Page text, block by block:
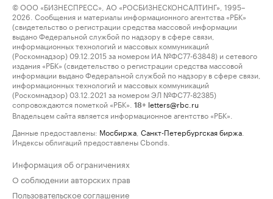
© ООО «БИЗНЕСПРЕСС», АО «РОСБИЗНЕСКОНСАЛТИНГ», 1995–
2026. Сообщения и материалы информационного агентства «РБК»
(свидетельство о регистрации средства массовой информации
выдано Федеральной службой по надзору в сфере связи,
информационных технологий и массовых коммуникаций
(Роскомнадзор) 09.12.2015 за номером ИА №ФС77-63848) и сетевого
издания «РБК» (свидетельство о регистрации средства массовой
информации выдано Федеральной службой по надзору в сфере связи,
информационных технологий и массовых коммуникаций
(Роскомнадзор) 03.12.2021 за номером ЭЛ №ФС77-82385)
сопровождаются пометкой «РБК».
18+ letters@rbc.ru
Владельцем сайта является информационное агентство «РБК».
Данные предоставлены: Мосбиржа Санкт-Петербургская биржа
Индексы облигаций предоставлены Cbonds.
Информация об ограничениях
О соблюдении авторских прав
Пользовательское соглашение